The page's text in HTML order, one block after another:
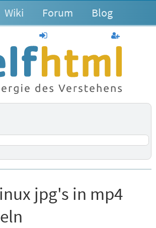
Wiki Forum Blog
anmelden
jpg's in mp4